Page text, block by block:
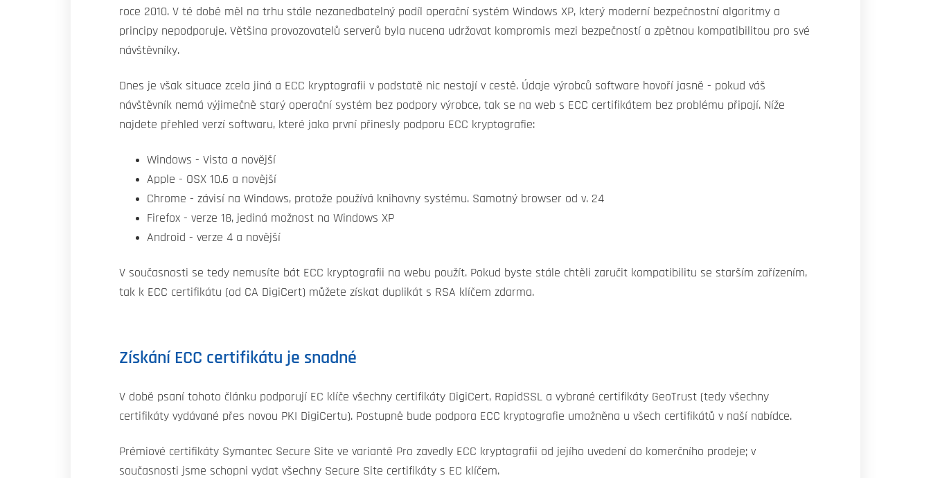
roce 2010. V té době měl na trhu stále nezanedbatelný podíl operační systém Windows XP, který moderní bezpečnostní algoritmy a
principy nepodporuje. Většina provozovatelů serverů byla nucena udržovat kompromis mezi bezpečností a zpětnou kompatibilitou pro své
návštěvníky.
Dnes je však situace zcela jiná a ECC kryptografii v podstatě nic nestojí v cestě. Údaje výrobců software hovoří jasně - pokud váš
návštěvník nemá výjimečně starý operační systém bez podpory výrobce, tak se na web s ECC certifikátem bez problému připojí. Níže
najdete přehled verzí softwaru, které jako první přinesly podporu ECC kryptografie:
Windows - Vista a novější
Apple - OSX 10.6 a novější
Chrome - závisí na Windows, protože používá knihovny systému. Samotný browser od v. 24
Firefox - verze 18, jediná možnost na Windows XP
Android - verze 4 a novější
V současnosti se tedy nemusíte bát ECC kryptografii na webu použít. Pokud byste stále chtěli zaručit kompatibilitu se starším zařízením,
tak k ECC certifikátu (od CA DigiCert) můžete získat duplikát s RSA klíčem zdarma.
Získání ECC certifikátu je snadné
V době psaní tohoto článku podporují EC klíče všechny certifikáty DigiCert, RapidSSL a vybrané certifikáty GeoTrust (tedy všechny
certifikáty vydávané přes novou PKI DigiCertu). Postupně bude podpora ECC kryptografie umožněna u všech certifikátů v naší nabídce.
Prémiové certifikáty Symantec Secure Site ve variantě Pro zavedly ECC kryptografii od jejího uvedení do komerčního prodeje; v
současnosti jsme schopni vydat všechny Secure Site certifikáty s EC klíčem.